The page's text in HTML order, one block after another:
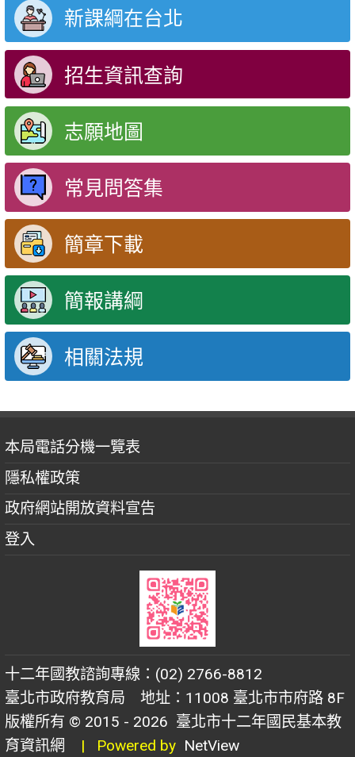
新課綱在台北
招生資訊查詢
志願地圖
常見問答集
簡章下載
簡報講綱
相關法規
本局電話分機一覽表
隱私權政策
政府網站開放資料宣告
登入
十二年國教諮詢專線：(02) 2766-8812
臺北市政府教育局 地址：11008 臺北市市府路 8F
版權所有 © 2015 - 2026 臺北市十二年國民基本教
育資訊網
| Powered by NetView